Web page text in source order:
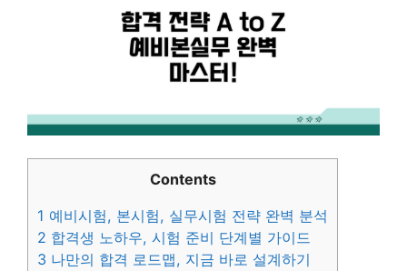
Contents
1 예비시험, 본시험, 실무시험 전략 완벽 분석
2 합격생 노하우, 시험 준비 단계별 가이드
3 나만의 합격 로드맵, 지금 바로 설계하기